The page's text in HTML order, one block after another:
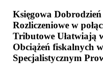
Księgowa Dobrodzień
Rozliczeniowe w
Tributowe Ułatwiają
Obciążeń fiskalnych
Specjalistycznym